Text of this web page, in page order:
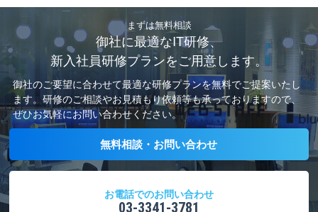
まずは無料相談
御社に最適なIT研修、
新入社員研修プランをご用意します。
御社のご要望に合わせて最適な研修プランを無料でご提案いたし
ます。 研修のご相談やお見積もり依頼等も承っておりますので、
ぜひお気軽にお問い合わせください。
無料相談・お問い合わせ
お電話でのお問い合わせ
03-3341-3781